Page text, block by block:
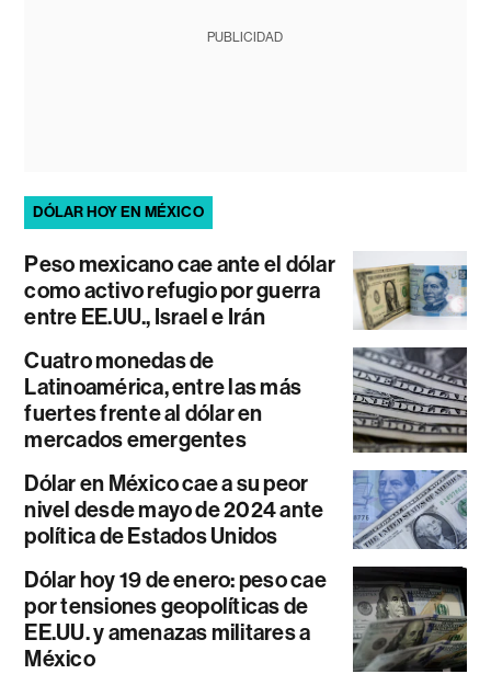
PUBLICIDAD
DÓLAR HOY EN MÉXICO
Peso mexicano cae ante el dólar
como activo refugio por guerra
entre EE.UU., Israel e Irán
Cuatro monedas de
Latinoamérica, entre las más
fuertes frente al dólar en
mercados emergentes
Dólar en México cae a su peor
nivel desde mayo de 2024 ante
política de Estados Unidos
Dólar hoy 19 de enero: peso cae
por tensiones geopolíticas de
EE.UU. y amenazas militares a
México